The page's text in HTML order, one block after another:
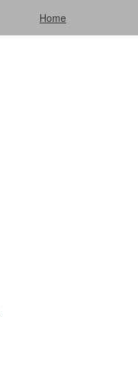
Home